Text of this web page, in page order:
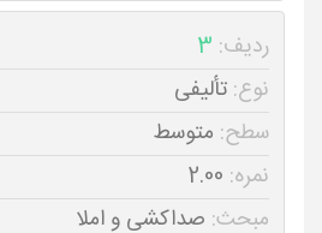
ردیف: 3
نوع: تألیفی
سطح: متوسط
نمره: 2.00
مبحث: صداکشی و املا